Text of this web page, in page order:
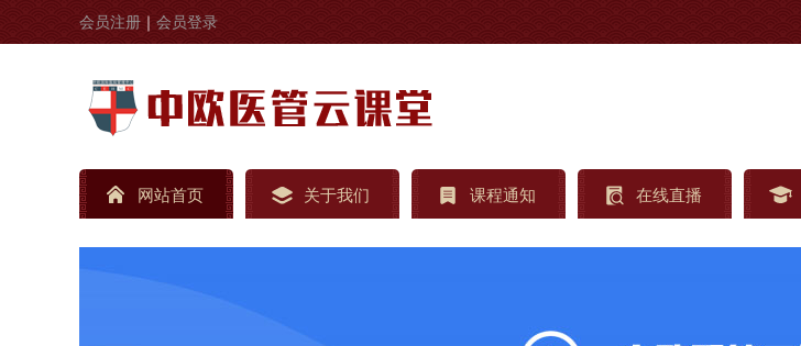
会员注册 ｜ 会员登录
网站首页 关于我们 课程通知 在线直播